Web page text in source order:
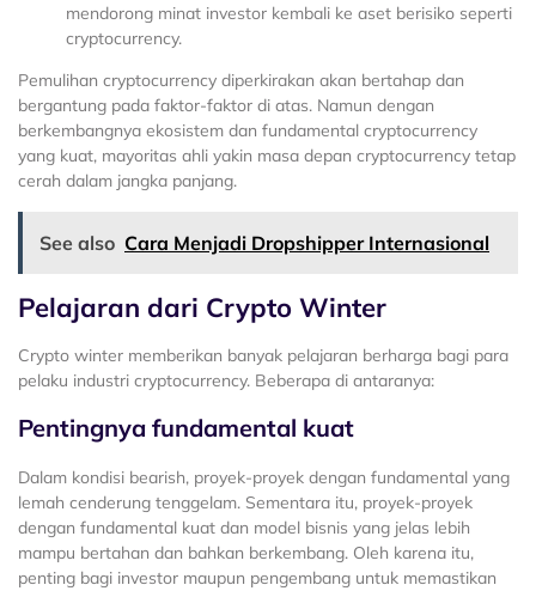
mendorong minat investor kembali ke aset berisiko seperti
cryptocurrency.
Pemulihan cryptocurrency diperkirakan akan bertahap dan
bergantung pada faktor-faktor di atas. Namun dengan
berkembangnya ekosistem dan fundamental cryptocurrency
yang kuat, mayoritas ahli yakin masa depan cryptocurrency tetap
cerah dalam jangka panjang.
See also Cara Menjadi Dropshipper Internasional
Pelajaran dari Crypto Winter
Crypto winter memberikan banyak pelajaran berharga bagi para
pelaku industri cryptocurrency. Beberapa di antaranya:
Pentingnya fundamental kuat
Dalam kondisi bearish, proyek-proyek dengan fundamental yang
lemah cenderung tenggelam. Sementara itu, proyek-proyek
dengan fundamental kuat dan model bisnis yang jelas lebih
mampu bertahan dan bahkan berkembang. Oleh karena itu,
penting bagi investor maupun pengembang untuk memastikan